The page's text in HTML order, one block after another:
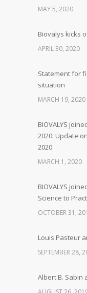
MAY 5, 2020
Biovalys kicks
APRIL 30, 2020
Statement for
situation
MARCH 19, 2020
BIOVALYS
2020: Update
2020
MARCH 1, 2020
BIOVALYS
Science to
OCTOBER 31,
Louis Pasteur
SEPTEMBER 28,
Albert B. Sabin